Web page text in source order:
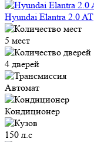
Hyundai Elantra 2.0 AT
5 мест
4 дверей
Автомат
Кондиционер
150 л.с